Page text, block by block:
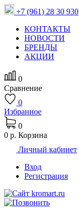
+7 (961) 28 30 930
КОНТАКТЫ
НОВОСТИ
БРЕНДЫ
АКЦИИ
0
Сравнение
0
Избранное
0
0 р. Корзина
Личный кабинет
Вход
Регистрация